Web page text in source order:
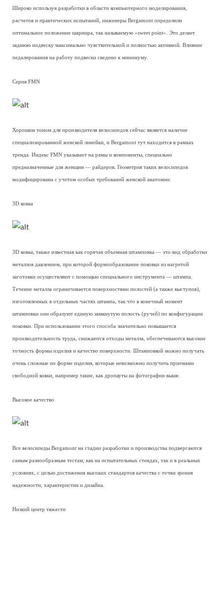
Широко используя разработки в области компьютерного моделирования,
расчетов и практических испытаний, инженеры Bergamont определили
оптимальное положение шарнира, так называемую «sweet point». Это делает
заднюю подвеску максимально чувствительной и полностью активной. Влияние
педалирования на работу подвески сведено к минимуму.
Серия FMN
Хорошим тоном для производителя велосипедов сейчас является наличие
специализированной женской линейки, и Bergamont тут находится в рамках
тренда. Индекс FMN указывает на рамы и компоненты, специально
предназначенные для женщин — райдеров. Геометрия таких велосипедов
модифицирована с учетом особых требований женской анатомии.
3D ковка
3D ковка, также известная как горячая объемная штамповка — это вид обработки
металлов давлением, при которой формообразование поковки из нагретой
заготовки осуществляют с помощью специального инструмента — штампа.
Течение металла ограничивается поверхностями полостей (а также выступов),
изготовленных в отдельных частях штампа, так что в конечный момент
штамповки они образуют единую замкнутую полость (ручей) по конфигурации
поковки. При использовании этого способа значительно повышается
производительность труда, снижаются отходы металла, обеспечиваются высокие
точность формы изделия и качество поверхности. Штамповкой можно получать
очень сложные по форме изделия, которые невозможно получить приемами
свободной ковки, например такие, как дропауты на фотографии выше.
Высокое качество
Все велосипеды Bergamont на стадии разработки и производства подвергаются
самым разнообразным тестам, как на испытательных стендах, так и в реальных
условиях, с целью достижения высоких стандартов качества с точки зрения
надежности, характеристик и дизайна.
Низкий центр тяжести